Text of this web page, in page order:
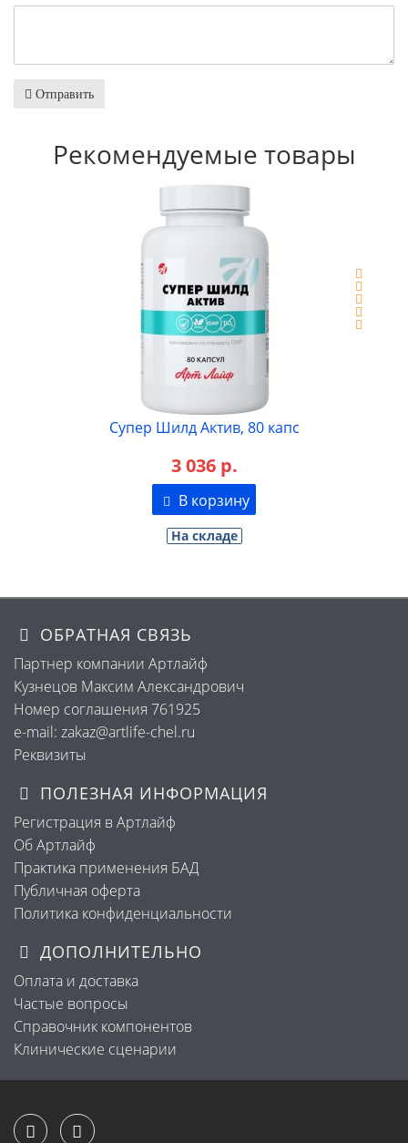
Отправить
Рекомендуемые товары
Супер Шилд Актив, 80 капс
3 036 р.
В корзину
На складе
ОБРАТНАЯ СВЯЗЬ
Партнер компании Артлайф
Кузнецов Максим Александрович
Номер соглашения 761925
e-mail: zakaz@artlife-chel.ru
Реквизиты
ПОЛЕЗНАЯ ИНФОРМАЦИЯ
Регистрация в Артлайф
Об Артлайф
Практика применения БАД
Публичная оферта
Политика конфиденциальности
ДОПОЛНИТЕЛЬНО
Оплата и доставка
Частые вопросы
Справочник компонентов
Клинические сценарии